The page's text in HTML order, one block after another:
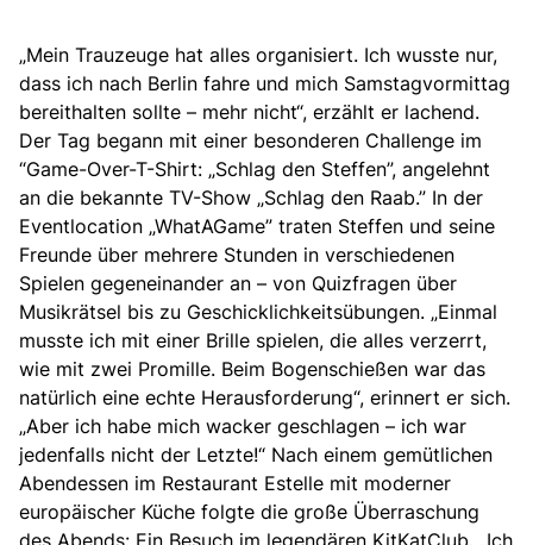
„Mein Trauzeuge hat alles organisiert. Ich wusste nur,
dass ich nach Berlin fahre und mich Samstagvormittag
bereithalten sollte – mehr nicht“, erzählt er lachend.
Der Tag begann mit einer besonderen Challenge im
“Game-Over-T-Shirt: „Schlag den Steffen”, angelehnt
an die bekannte TV-Show „Schlag den Raab.” In der
Eventlocation „WhatAGame” traten Steffen und seine
Freunde über mehrere Stunden in verschiedenen
Spielen gegeneinander an – von Quizfragen über
Musikrätsel bis zu Geschicklichkeitsübungen. „Einmal
musste ich mit einer Brille spielen, die alles verzerrt,
wie mit zwei Promille. Beim Bogenschießen war das
natürlich eine echte Herausforderung“, erinnert er sich.
„Aber ich habe mich wacker geschlagen – ich war
jedenfalls nicht der Letzte!“ Nach einem gemütlichen
Abendessen im Restaurant Estelle mit moderner
europäischer Küche folgte die große Überraschung
des Abends: Ein Besuch im legendären KitKatClub. „Ich